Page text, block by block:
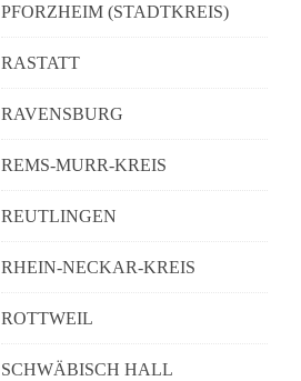
PFORZHEIM (STADTKREIS)
RASTATT
RAVENSBURG
REMS-MURR-KREIS
REUTLINGEN
RHEIN-NECKAR-KREIS
ROTTWEIL
SCHWÄBISCH HALL